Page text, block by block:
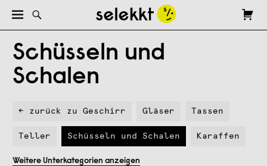
Schüsseln und
Schalen
← zurück zu Geschirr Gläser Tassen
Teller Schüsseln und Schalen Karaffen
Weitere Unterkategorien anzeigen